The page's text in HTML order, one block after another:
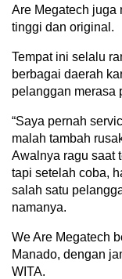
Are Megatech juga
tinggi dan original.
Tempat ini selalu
berbagai daerah
pelanggan merasa
“Saya pernah
malah tambah
Awalnya ragu saat
tapi setelah coba,
salah satu
namanya.
We Are Megatech
Manado, dengan
WITA.